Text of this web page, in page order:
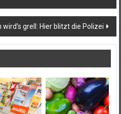
wird’s grell: Hier blitzt die Polizei